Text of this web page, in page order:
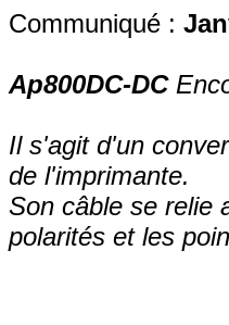
Communiqué :
Ap800DC-DC
Il s'agit d'un
de l'imprimante.
Son câble se relie
polarités et les